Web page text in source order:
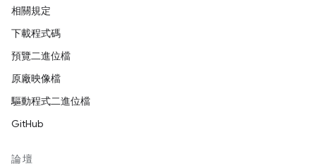
相關規定
下載程式碼
預覽二進位檔
原廠映像檔
驅動程式二進位檔
GitHub
論壇